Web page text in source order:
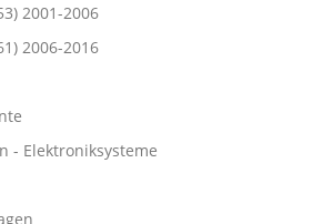
2001-2006
2006-2016
- Elektroniksysteme